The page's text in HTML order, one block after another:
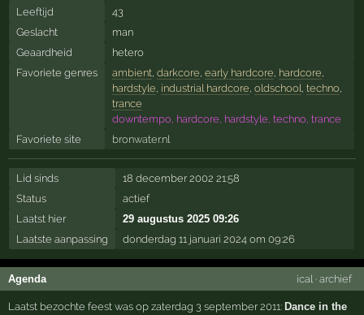
Leeftijd
43
Geslacht
man
Geaardheid
hetero
Favoriete genres
ambient, darkcore early hardcore hardcore
hardstyle industrial hardcore oldschool techno,
trance
downtempo, hardcore, hardstyle, techno, trance
Favoriete site
bronwater.nl
Lid sinds
18 december 2002 21:58
Status
actief
Laatst hier
29 augustus 2025 09:26
Laatste aanpassing
donderdag 11 januari 2024 om 09:26
Agenda ical · archief
Laatst bezochte feest was op zaterdag 3 september 2011: Dance in the